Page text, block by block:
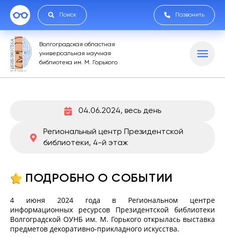
Поиск Позвонить
Волгоградская областная
универсальная научная
библиотека им. М. Горького
04.06.2024, весь день
Региональный центр Президентской
библиотеки, 4-й этаж
ПОДРОБНО О СОБЫТИИ
4 июня 2024 года в Региональном центре
информационных ресурсов Президентской библиотеки
Волгоградской ОУНБ им. М. Горького открылась выставка
предметов декоративно-прикладного искусства.